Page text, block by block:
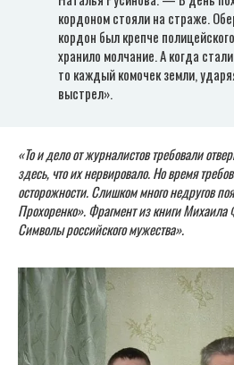
кордоном стояли на страже.
кордон был крепче
хранило молчание. А когда
то каждый комочек земли,
выстрел».
«То и дело от журналистов требовали
здесь, что их нервировало. Но время
осторожности. Слишком много недругов
Прохоренко». Фрагмент из книги
Символы российского мужества».